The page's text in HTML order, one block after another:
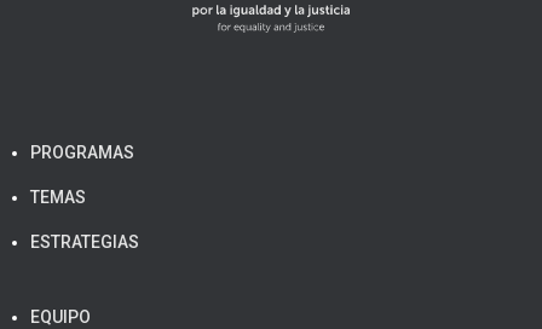
PROGRAMAS
TEMAS
ESTRATEGIAS
EQUIPO